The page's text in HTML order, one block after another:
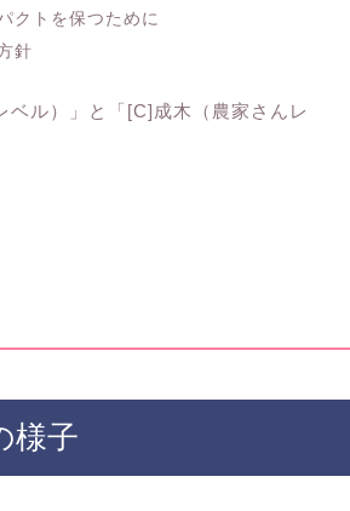
クトを保つために
針
ベル）」と「[C]成木（農家さんレ
様子